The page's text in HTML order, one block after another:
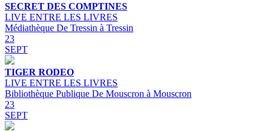
SECRET DES COMPTINES
LIVE ENTRE LES LIVRES
Médiathèque De Tressin à Tressin
23
SEPT
TIGER RODEO
LIVE ENTRE LES LIVRES
Bibliothèque Publique De Mouscron à Mouscron
23
SEPT